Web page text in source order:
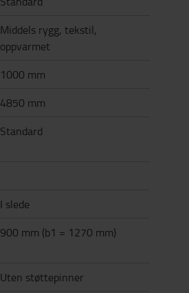
Middels rygg, tekstil,
oppvarmet
1000 mm
4850 mm
Standard
I slede
900 mm (b1 = 1270 mm)
Uten støttepinner